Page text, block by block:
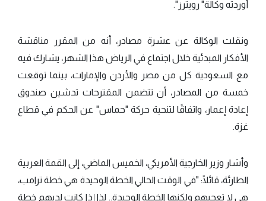
أوردته وكالة" رويترز".
ونقلت الوكالة عن عشرة مصادر، أنه من المقرر مناقشة
الأفكار المبدئية خلال اجتماع في الرياض هذا الشهر، يشارك فيه
مع السعودية كل من مصر والأردن والإمارات، بينما توقعت
خمسة من المصادر، أن تتضمن المقترحات تدشين صندوق
إعادة إعمار، واتفاقًا لتنحية حركة "حماس" عن الحكم في قطاع
غزة.
وأشار وزير الخارجية الأمريكي، الخميس الماضي، إلى القمة العربية
الطارئة، قائلًا: "في الوقت الحالي الخطة الوحيدة هي خطة ترامب،
هي لا تعجبهم ولكنها الخطة الوحيدة.. لذا إذا كانت لديهم خطة